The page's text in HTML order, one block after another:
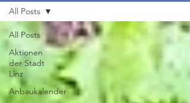
All Posts
Aktionen
der Stadt
Linz
Anbaukalender
All Posts